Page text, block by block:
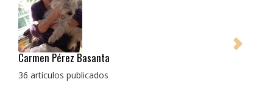
Pedro Manuel Collado Cruz
La cocina para mi es producto bien tratado sin